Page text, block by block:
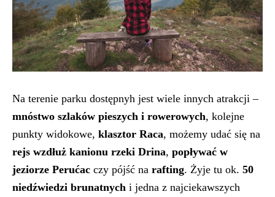
Na terenie parku dostępnyh jest wiele innych atrakcji –
mnóstwo szlaków pieszych i rowerowych, kolejne
punkty widokowe, klasztor Raca, możemy udać się na
rejs wzdłuż kanionu rzeki Drina, popływać w
jeziorze Perućac czy pójść na rafting. Żyje tu ok. 50
niedźwiedzi brunatnych i jedna z najciekawszych